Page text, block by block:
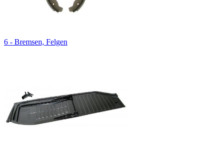
6 - Bremsen, Felgen